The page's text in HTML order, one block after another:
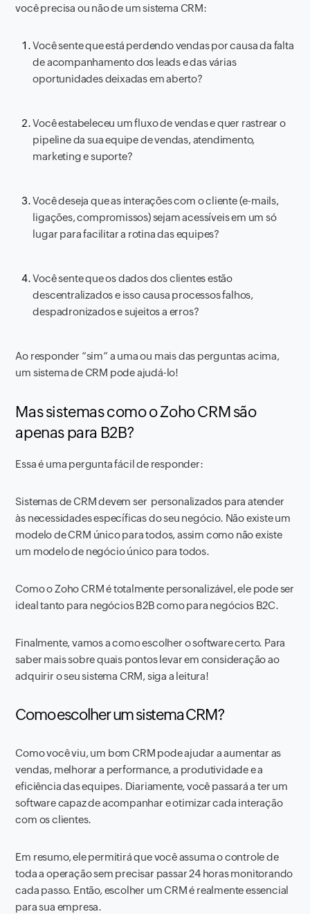
você precisa ou não de um sistema CRM:
Você sente que está perdendo vendas por causa da falta
de acompanhamento dos leads e das várias
oportunidades deixadas em aberto?
Você estabeleceu um fluxo de vendas e quer rastrear o
pipeline da sua equipe de vendas, atendimento,
marketing e suporte?
Você deseja que as interações com o cliente (e-mails,
ligações, compromissos) sejam acessíveis em um só
lugar para facilitar a rotina das equipes?
Você sente que os dados dos clientes estão
descentralizados e isso causa processos falhos,
despadronizados e sujeitos a erros?
Ao responder “sim” a uma ou mais das perguntas acima,
um sistema de CRM pode ajudá-lo!
Mas sistemas como o Zoho CRM são
apenas para B2B?
Essa é uma pergunta fácil de responder:
Sistemas de CRM devem ser personalizados para atender
às necessidades específicas do seu negócio. Não existe um
modelo de CRM único para todos, assim como não existe
um modelo de negócio único para todos.
Como o Zoho CRM é totalmente personalizável, ele pode ser
ideal tanto para negócios B2B como para negócios B2C.
Finalmente, vamos a como escolher o software certo. Para
saber mais sobre quais pontos levar em consideração ao
adquirir o seu sistema CRM, siga a leitura!
Como escolher um sistema CRM?
Como você viu, um bom CRM pode ajudar a aumentar as
vendas, melhorar a performance, a produtividade e a
eficiência das equipes. Diariamente, você passará a ter um
software capaz de acompanhar e otimizar cada interação
com os clientes.
Em resumo, ele permitirá que você assuma o controle de
toda a operação sem precisar passar 24 horas monitorando
cada passo. Então, escolher um CRM é realmente essencial
para sua empresa.